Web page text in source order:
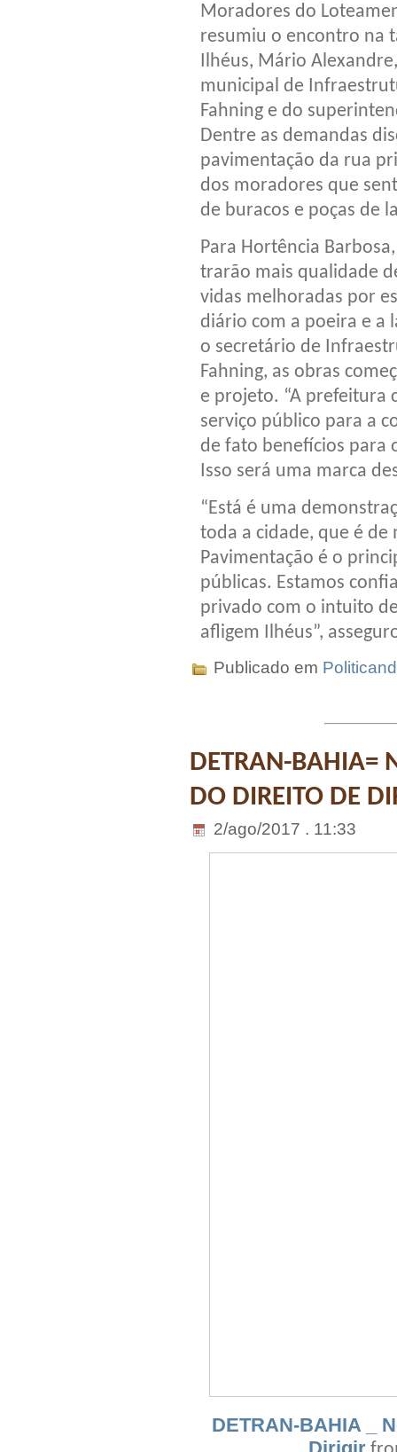
Moradores do
resumiu o encontro na
Ilhéus, Mário
municipal de
Fahning e do
Dentre as demandas
pavimentação da rua
dos moradores que
de buracos e poças de
Para Hortência
trarão mais qualidade
vidas melhoradas por
diário com a poeira e a
o secretário de
Fahning, as obras
e projeto. “A prefeitura
serviço público para a
de fato benefícios para
Isso será uma marca
“Está é uma
toda a cidade, que é
Pavimentação é o
públicas. Estamos
privado com o intuito
afligem Ilhéus”,
Publicado em
DETRAN-BAHIA=
DO DIREITO DE
2/ago/2017 . 11:33
DETRAN-BAHIA _